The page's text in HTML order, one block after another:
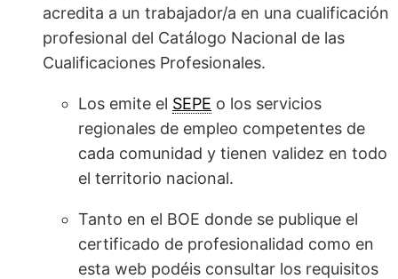
acredita a un trabajador/a en una cualificación
profesional del Catálogo Nacional de las
Cualificaciones Profesionales.
Los emite el SEPE o los servicios
regionales de empleo competentes de
cada comunidad y tienen validez en todo
el territorio nacional.
Tanto en el BOE donde se publique el
certificado de profesionalidad como en
esta web podéis consultar los requisitos